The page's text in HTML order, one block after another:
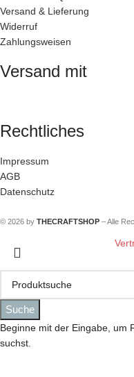
Versand & Lieferung
Widerruf
Zahlungsweisen
Versand mit
Rechtliches
Impressum
AGB
Datenschutz
© 2026 by THECRAFTSHOP – Alle
Suche
Beginne mit der Eingabe, um
suchst.